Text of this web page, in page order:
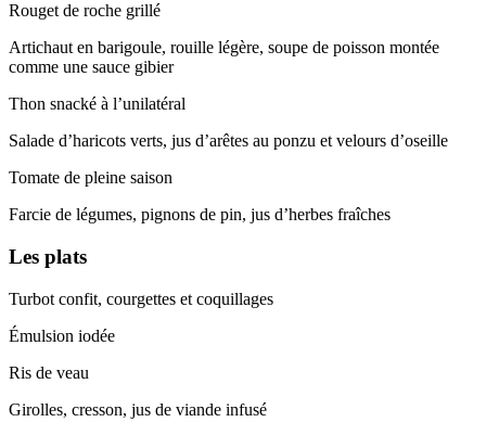
Rouget de roche grillé
Artichaut en barigoule, rouille légère, soupe de poisson montée
comme une sauce gibier
Thon snacké à l’unilatéral
Salade d’haricots verts, jus d’arêtes au ponzu et velours d’oseille
Tomate de pleine saison
Farcie de légumes, pignons de pin, jus d’herbes fraîches
Les plats
Turbot confit, courgettes et coquillages
Émulsion iodée
Ris de veau
Girolles, cresson, jus de viande infusé